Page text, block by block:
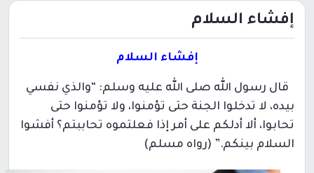
إفشاء السلام
إفشاء السلام
قال رسول الله صلى الله عليه وسلم: “والذي نفسي
بيده، لا تدخلوا الجنة حتى تؤمنوا، ولا تؤمنوا حتى
تحابوا، ألا أدلكم على أمر إذا فعلتموه تحاببتم؟ أفشوا
السلام بينكم.” (رواه مسلم)